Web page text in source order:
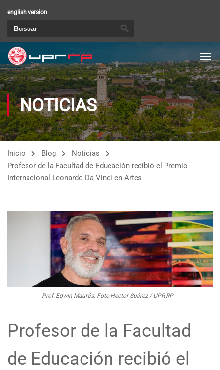
english version
NOTICIAS
Inicio Blog
Noticias
Profesor de la Facultad de Educación recibió el Premio
Internacional Leonardo Da Vinci en Artes
Prof. Edwin Maurás. Foto Hector Suárez / UPR-RP
Profesor de la Facultad
de Educación recibió el